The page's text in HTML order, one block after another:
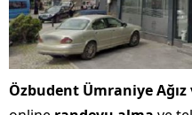
Özbudent Ümraniye Ağız